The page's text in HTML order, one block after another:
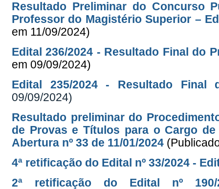
Resultado Preliminar do Concurso
Professor do Magistério Superior –
em 11/09/2024)
Edital 236/2024 - Resultado Final do
em 09/09/2024)
Edital 235/2024 - Resultado Final
09/09/2024)
Resultado preliminar do
de Provas e Títulos para o Cargo
Abertura nº 33 de 11/01/2024
4ª retificação do Edital nº 33/2024 -
2ª retificação do Edital nº